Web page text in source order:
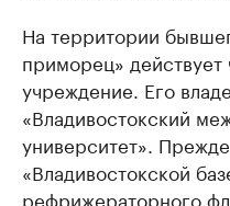
На территории
приморец» действует
учреждение. Его
«Владивостокский
университет».
«Владивостокской
рефрижераторного